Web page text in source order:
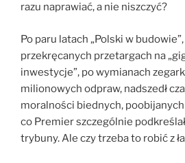
razu naprawiać, a nie niszczyć?
Po paru latach „Polski w
przekręcanych przetargach na
inwestycje”, po wymianach
milionowych odpraw, nadszedł
moralności biednych, poobijanych
co Premier szczególnie
trybuny. Ale czy trzeba to robić z